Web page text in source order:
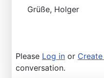
Grüße, Holger
Please Log in or
conversation.